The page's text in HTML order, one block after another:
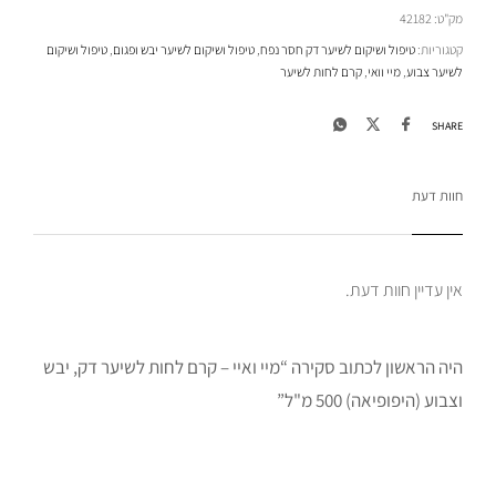
מק"ט: 42182
קטגוריות: טיפול ושיקום לשיער דק חסר נפח, טיפול ושיקום לשיער יבש ופגום, טיפול ושיקום
לשיער צבוע, מיי וואי, קרם לחות לשיער
SHARE
חוות דעת
אין עדיין חוות דעת.
היה הראשון לכתוב סקירה “מיי ואיי – קרם לחות לשיער דק, יבש
וצבוע (היפופיאה) 500 מ"ל”